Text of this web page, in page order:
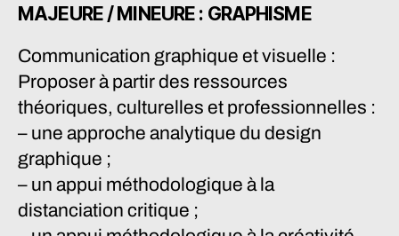
MAJEURE / MINEURE : GRAPHISME
Communication graphique et visuelle :
Proposer à partir des ressources
théoriques, culturelles et professionnelles :
– une approche analytique du design
graphique ;
– un appui méthodologique à la
distanciation critique ;